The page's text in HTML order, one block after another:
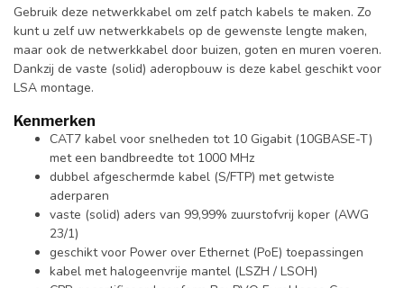
Gebruik deze netwerkkabel om zelf patch kabels te maken. Zo
kunt u zelf uw netwerkkabels op de gewenste lengte maken,
maar ook de netwerkkabel door buizen, goten en muren voeren.
Dankzij de vaste (solid) aderopbouw is deze kabel geschikt voor
LSA montage.
Kenmerken
CAT7 kabel voor snelheden tot 10 Gigabit (10GBASE-T)
met een bandbreedte tot 1000 MHz
dubbel afgeschermde kabel (S/FTP) met getwiste
aderparen
vaste (solid) aders van 99,99% zuurstofvrij koper (AWG
23/1)
geschikt voor Power over Ethernet (PoE) toepassingen
kabel met halogeenvrije mantel (LSZH / LSOH)